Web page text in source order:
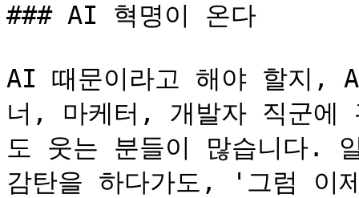
### AI 혁명이 온다
AI 때문이라고 해야 할지,
너, 마케터, 개발자 직군에
도 웃는 분들이 많습니다.
감탄을 하다가도, '그럼 이